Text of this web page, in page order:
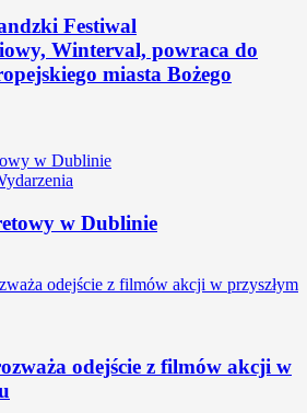
Festiwal
Winterval, powraca do
miasta Bożego
w Dublinie
odejście z filmów akcji w